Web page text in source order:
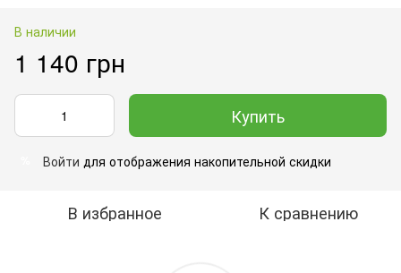
В наличии
1 140 грн
Купить
Войти для отображения накопительной скидки
В избранное К сравнению